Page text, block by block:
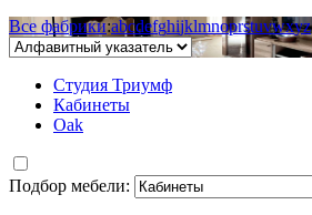
Все фабрики:abcdefghijklmnoprstuvwxyz
Студия Триумф
Кабинеты
Oak
Подбор мебели: